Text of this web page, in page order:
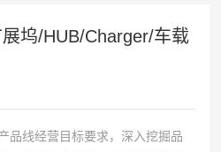
坞/HUB/Charger/车载
品线经营目标要求，深入挖掘品